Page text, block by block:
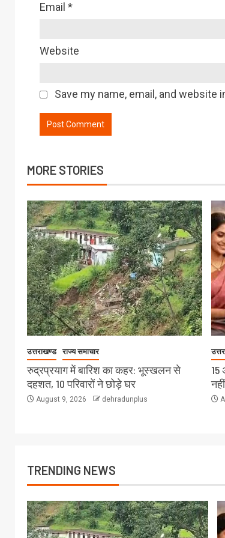
Email *
Website
Save my name, email, and
MORE STORIES
उत्तराखण्ड राज्य समाचार
रुद्रप्रयाग में बारिश का कहर: भूस्खलन से
दहशत, 10 परिवारों ने छोड़े घर
August 9, 2026 dehradunplus
15
TRENDING NEWS